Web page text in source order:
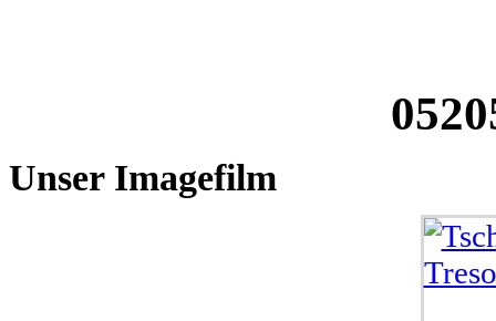
UnserImagefilm